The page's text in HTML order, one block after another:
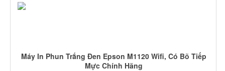
Máy In Phun Trắng Đen Epson M1120 Wifi, Có Bõ Tiếp
Mực Chính Hãng